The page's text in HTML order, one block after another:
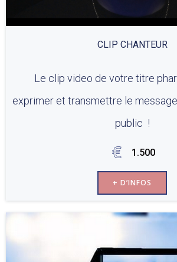
CLIP CHANTEUR
Le clip video de votre titre
exprimer et transmettre le
public !
1.500
+ D’INFOS